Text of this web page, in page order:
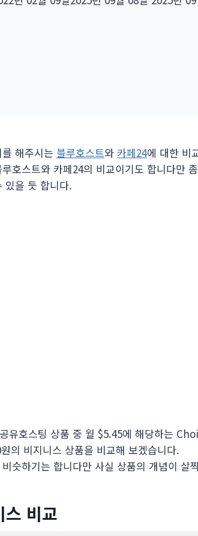
해주시는 블루호스트와 카페24에 대한 비
호스트와 카페24의 비교이기도 합니다만
있을 듯 합니다.
유호스팅 상품 중 월 $5.45에 해당하는
의 비지니스 상품을 비교해 보겠습니다.
슷하기는 합니다만 사실 상품의 개념이
스 비교